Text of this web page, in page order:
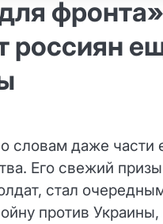
россиян
словам даже части
Его свежий
стал
против